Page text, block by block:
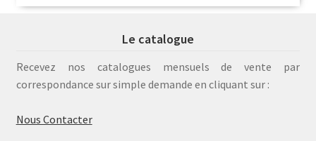
Le catalogue
Recevez nos catalogues mensuels de vente par
correspondance sur simple demande en cliquant sur :
Nous Contacter